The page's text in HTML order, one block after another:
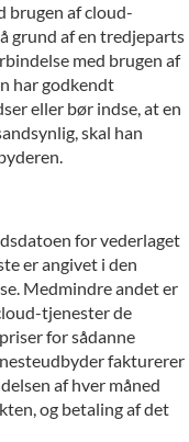
brugen af cloud-
grund af en tredjeparts
med brugen af
har godkendt
eller bør indse, at en
skal han
for vederlaget
er angivet i den
Medmindre andet er
tjenester de
for sådanne
fakturerer
af hver måned
og betaling af det